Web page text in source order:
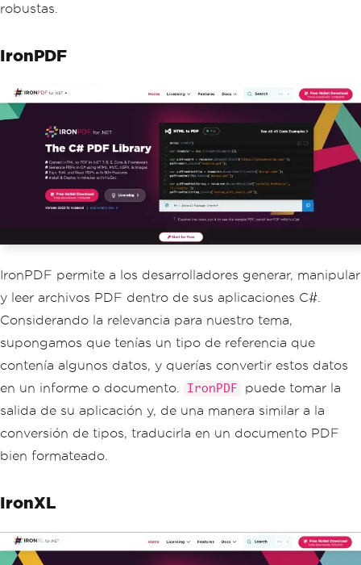
robustas.
IronPDF
IronPDF permite a los desarrolladores generar, manipular
y leer archivos PDF dentro de sus aplicaciones C#.
Considerando la relevancia para nuestro tema,
supongamos que tenías un tipo de referencia que
contenía algunos datos, y querías convertir estos datos
en un informe o documento.
IronPDF
puede tomar la
salida de su aplicación y, de una manera similar a la
conversión de tipos, traducirla en un documento PDF
bien formateado.
IronXL